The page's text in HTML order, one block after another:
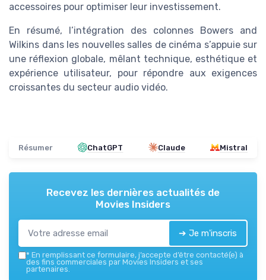
accessoires pour optimiser leur investissement.
En résumé, l’intégration des colonnes Bowers and
Wilkins dans les nouvelles salles de cinéma s’appuie sur
une réflexion globale, mêlant technique, esthétique et
expérience utilisateur, pour répondre aux exigences
croissantes du secteur audio vidéo.
Résumer ChatGPT Claude Mistral
Recevez les dernières actualités de
Movies Insiders
➔ Je m'inscris
* En remplissant ce formulaire, j’accepte d’être contacté(e) à
des fins commerciales par Movies Insiders et ses
partenaires.